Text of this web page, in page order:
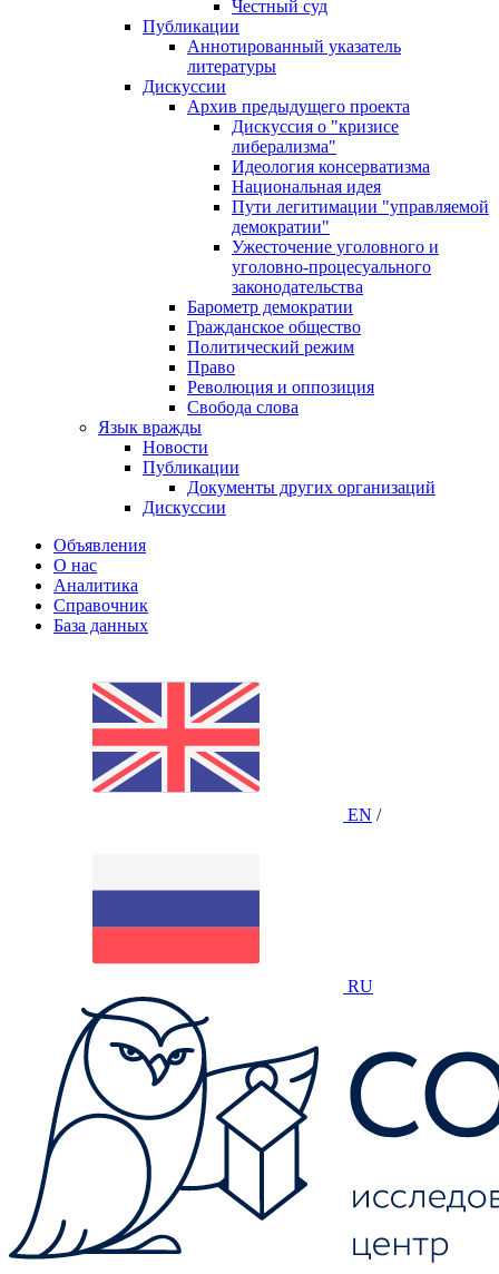
Честный суд
Публикации
Аннотированный указатель
литературы
Дискуссии
Архив предыдущего проекта
Дискуссия о "кризисе
либерализма"
Идеология консерватизма
Национальная идея
Пути легитимации "управляемой
демократии"
Ужесточение уголовного и
уголовно-процесуального
законодательства
Барометр демократии
Гражданское общество
Политический режим
Право
Революция и оппозиция
Свобода слова
Язык вражды
Новости
Публикации
Документы других организаций
Дискуссии
Объявления
О нас
Аналитика
Справочник
База данных
EN /
RU